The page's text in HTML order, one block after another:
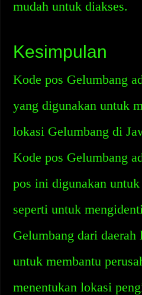
mudah untuk diakses.
Kesimpulan
Kode pos Gelumbang
yang digunakan untuk
lokasi Gelumbang di
Kode pos Gelumbang
pos ini digunakan
seperti untuk
Gelumbang dari
untuk membantu
menentukan lokasi